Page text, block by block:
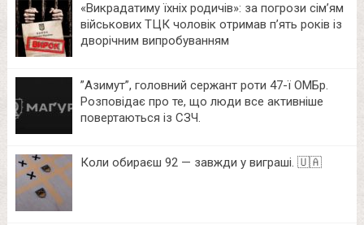
«Викрадатиму їхніх родичів»: за погрози сім’ям
військових ТЦК чоловік отримав п’ять років із
дворічним випробуванням
⁨”Азимут”, головний сержант роти 47-ї ОМБр.
Розповідає про те, що люди все активніше
повертаються із СЗЧ.
Коли обираєш 92 — завжди у виграші. 🇺🇦